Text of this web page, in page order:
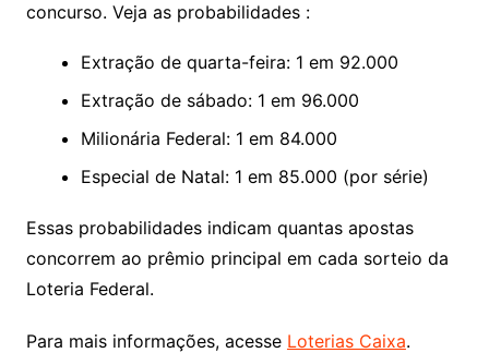
concurso. Veja as probabilidades :
Extração de quarta-feira: 1 em 92.000
Extração de sábado: 1 em 96.000
Milionária Federal: 1 em 84.000
Especial de Natal: 1 em 85.000 (por série)
Essas probabilidades indicam quantas apostas
concorrem ao prêmio principal em cada sorteio da
Loteria Federal.
Para mais informações, acesse Loterias Caixa.